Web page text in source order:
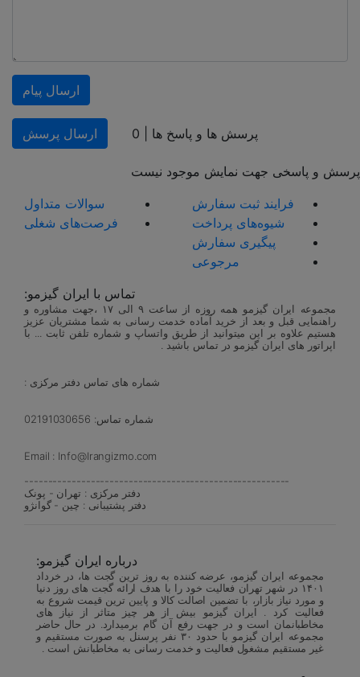
ارسال پیام
پرسش ها و پاسخ ها | 0 ارسال پرسش
پرسش و پاسخی جهت نمایش موجود نیست
فرایند ثبت سفارش
شیوه‌های پرداخت
پیگیری سفارش
مرجوعی
سوالات متداول
فرصت‌های شغلی
تماس با ایران گیزمو:
مجموعه ایران گیزمو همه روزه از ساعت ۹ الی ۱۷ ،جهت مشاوره و
راهنمایی قبل و بعد از خرید آماده خدمت رسانی به شما مشتریان عزیز
هستیم علاوه بر این میتوانید از طریق واتساپ و شماره تلفن ثابت ... با
اپراتور های ایران گیزمو در تماس باشید .
شماره های تماس دفتر مرکزی :
شماره تماس: 02191030656
Email : Info@Irangizmo.com
--------------------------------------------------------
دفتر مرکزی : تهران - پونک
دفتر پشتیبانی : چین - گوانژو
درباره ایران گیزمو:
مجموعه ایران گیزمو، عرضه کننده به روز ترین گجت ها، در خرداد
۱۴۰۱ در شهر تهران فعالیت خود را با هدف ارائه گجت های روز دنیا
و مورد نیاز بازار، با تضمین اصالت کالا و پایین ترین قیمت شروع به
فعالیت کرد . ایران گیزمو بیش از هر چیز متاثر از نیاز های
مخاطبانمان است و در جهت رفع آن گام برمیدارد. در حال حاضر
مجموعه ایران گیزمو با حدود ۳۰ نفر پرسنل به صورت مستقیم و
غیر مستقیم مشغول فعالیت و خدمت رسانی به مخاطبانش است .